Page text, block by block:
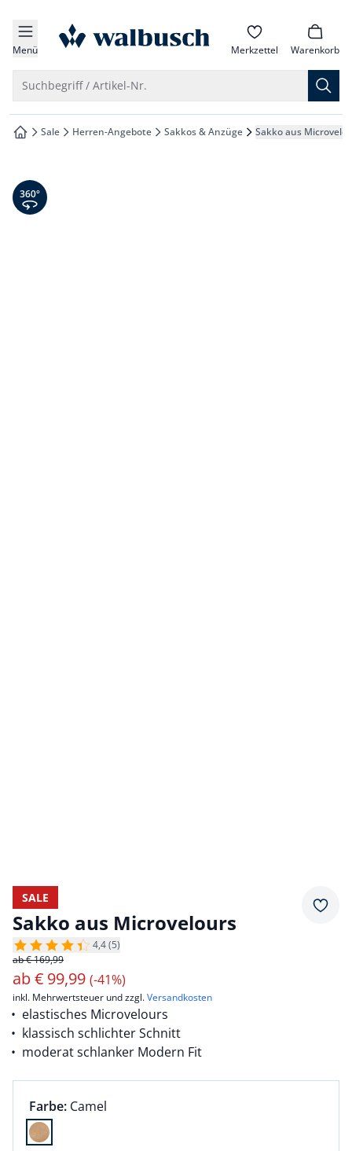
springen
springen
springen
springen
Menü zur Startseite Merkzettel Warenkorb
Suchbegriff / Artikel-Nr.
zur Startseite
Sale Herren-Angebote Sakkos & Anzüge Sakko aus
360° Ansicht
SALE
Sakko aus Microvelours
4,4 (5)
ab € 169,99
ab€ 99,99 (-41%)
inkl. Mehrwertsteuer und zzgl.Versandkosten
elastisches Microvelours
klassisch schlichter Schnitt
moderat schlanker Modern Fit
Farbauswahl:
Farbe: aktuell ausgewählt:
Camel
Farbe Camel ausgewählt